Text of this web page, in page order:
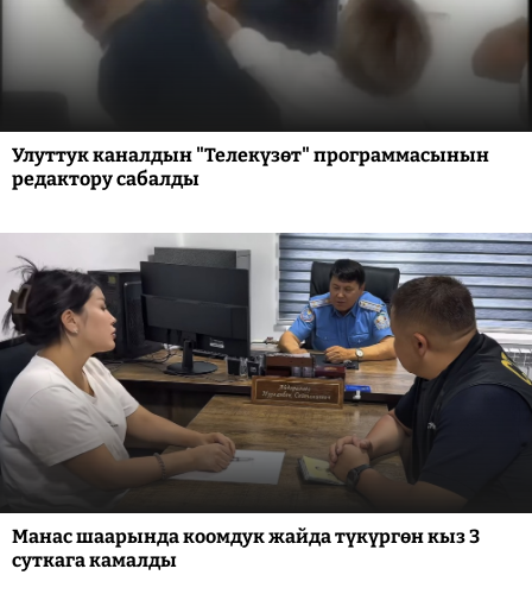
Улуттук каналдын "Телекүзөт" программасынын
редактору сабалды
Манас шаарында коомдук жайда түкүргөн кыз 3
суткага камалды